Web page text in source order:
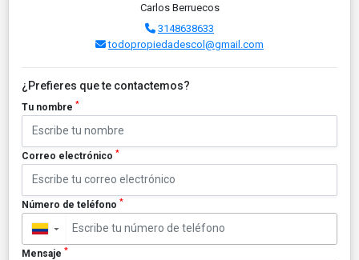
Carlos Berruecos
3148638633
todopropiedadescol@gmail.com
¿Prefieres que te contactemos?
Tu nombre *
Correo electrónico *
Número de teléfono *
▼
Mensaje *